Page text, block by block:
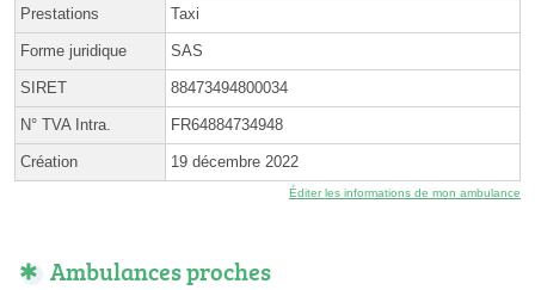
Prestations Taxi
Forme juridique SAS
SIRET 88473494800034
N° TVA Intra. FR64884734948
Création 19 décembre 2022
Éditer les informations de mon ambulance
Ambulances proches